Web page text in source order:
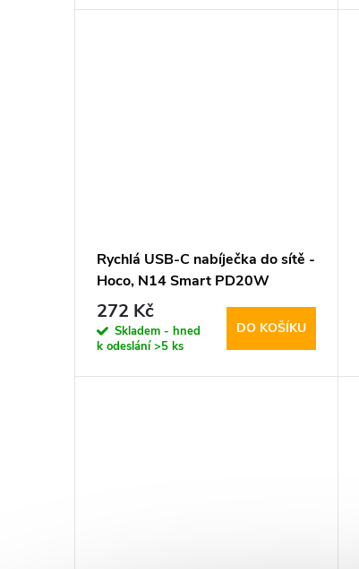
Rychlá USB-C nabíječka do sítě -
Hoco, N14 Smart PD20W
272 Kč
Skladem - hned
k odeslání>5 ks
DO KOŠÍKU